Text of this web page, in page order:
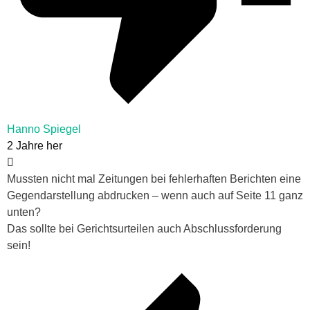
Hanno Spiegel
2 Jahre her
Mussten nicht mal Zeitungen bei fehlerhaften Berichten eine
Gegendarstellung abdrucken – wenn auch auf Seite 11 ganz
unten?
Das sollte bei Gerichtsurteilen auch Abschlussforderung
sein!